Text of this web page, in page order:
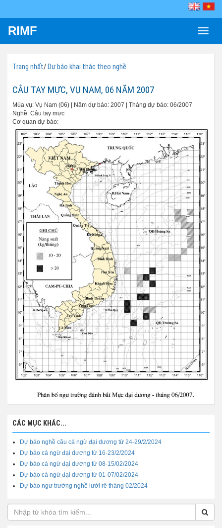
Toggle
RIMF
Trang nhất/Dự báo khai thác theo nghề
CÂU TAY MỰC, VỤ NAM, 06 NĂM 2007
Mùa vụ: Vụ Nam (06) | Năm dự báo: 2007 | Tháng dự báo: 06/2007
Nghề: Câu tay mực
Cơ quan dự báo:
CÁC MỤC KHÁC...
Dự báo nghề câu cá ngừ đại dương từ 24-29/2/2024
Dự báo cá ngừ đại dương từ 16-23/2/2024
Dự báo cá ngừ đại dương từ 08-15/02/2024
Dự báo cá ngừ đại dương từ 01-07/02/2024
Dự báo ngư trường nghề lưới rê tháng 02/2024